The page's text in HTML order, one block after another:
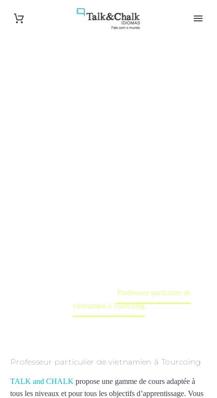
Professeur particulier de
vietnamien à Tourcoing
Professeur particulier de vietnamien à Tourcoing
TALK and CHALK propose une gamme de cours adaptée à
tous les niveaux et pour tous les objectifs d’apprentissage. Vous